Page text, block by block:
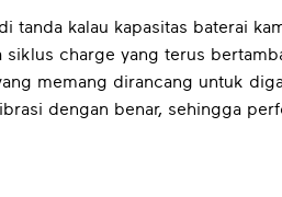
kalau kapasitas baterai
charge yang terus
memang dirancang untuk
dengan benar, sehingga